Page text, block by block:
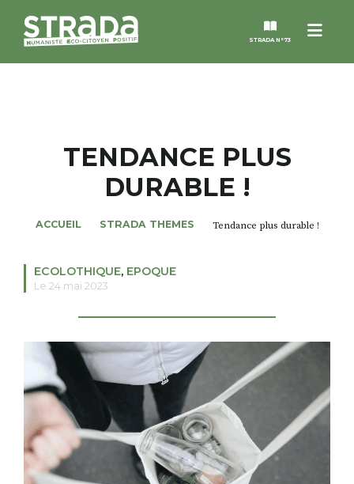
Menu
STRADA N°73
MAGAZINES
NOS THÈMES
ALTER STRADA
RECHERCHER
S'ABONNER
S'INSCRIRE À LA NEWSLETTER
FACEBOOKINSTAGRAM
LINKEDINYOUTUBE
TENDANCE PLUS
DURABLE !
ACCUEIL STRADA THEMES Tendance plus durable !
ECOLOTHIQUE, EPOQUE
Le 24 mai 2023